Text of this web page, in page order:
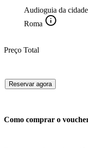
Audioguia da
Roma
Preço Total
Reservar agora
Como comprar o